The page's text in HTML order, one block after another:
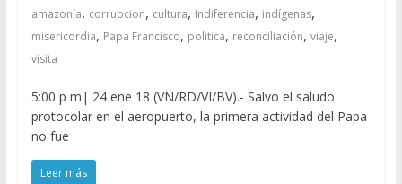
amazonía, corrupcion, cultura, Indiferencia, indígenas,
misericordia, Papa Francisco, politica, reconciliación, viaje,
visita
5:00 p m| 24 ene 18 (VN/RD/VI/BV).- Salvo el saludo
protocolar en el aeropuerto, la primera actividad del Papa
no fue
Leer más